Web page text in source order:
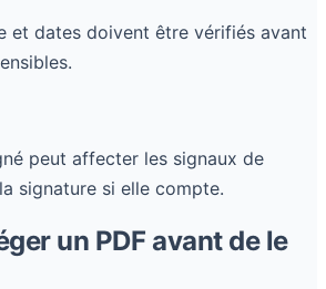
et dates doivent être vérifiés avant
peut affecter les signaux de
signature si elle compte.
un PDF avant de le